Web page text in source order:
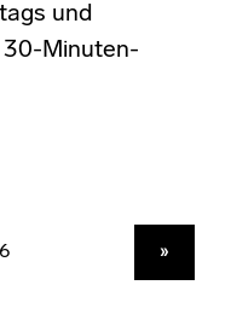
und
30-Minuten-
»